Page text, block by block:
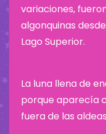
variaciones,
algonquinas
Lago Superior.
La luna llena de
porque aparecía
fuera de las